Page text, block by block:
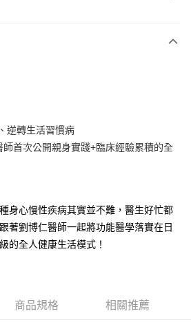
以上)免運費
逆轉生活習慣病
首次公開親身實踐+臨床經驗累積的全
身心慢性疾病其實並不難，醫生好忙都
著劉博仁醫師一起將功能醫學落實在日
的全人健康生活模式！
商品規格 相關推薦